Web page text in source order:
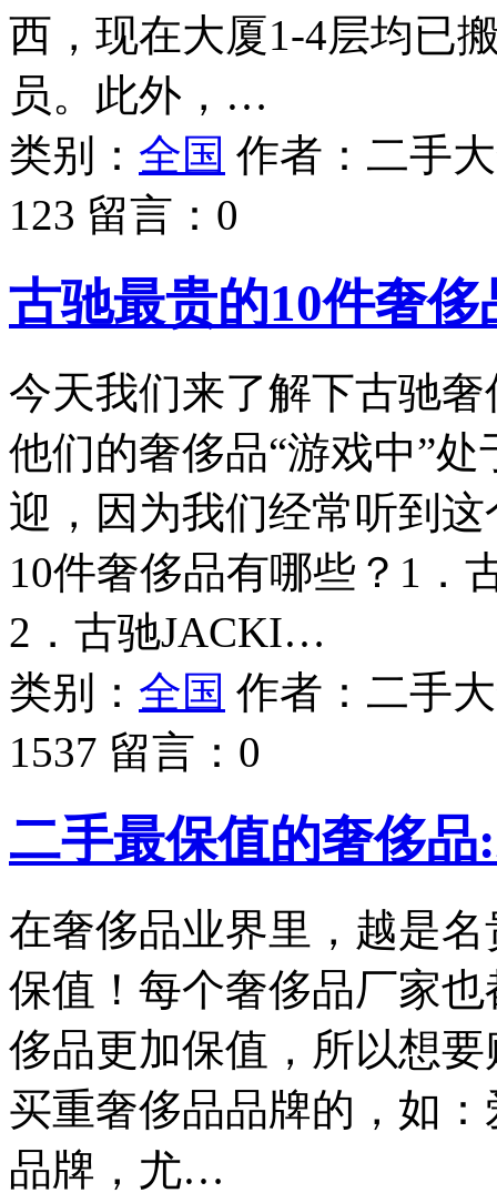
西，现在大厦1-4层均已
员。此外，…
类别： 全国 作者： 二手
123 留言： 0
古驰最贵的10件奢
今天我们来了解下古驰
他们的奢侈品“游戏中”
迎，因为我们经常听到
10件奢侈品有哪些？1．
2．古驰JACKI…
类别： 全国 作者： 二手
1537 留言： 0
二手最保值的奢侈
在奢侈品业界里，越是
保值！每个奢侈品厂家
侈品更加保值，所以想
买重奢侈品品牌的，如
品牌，尤…